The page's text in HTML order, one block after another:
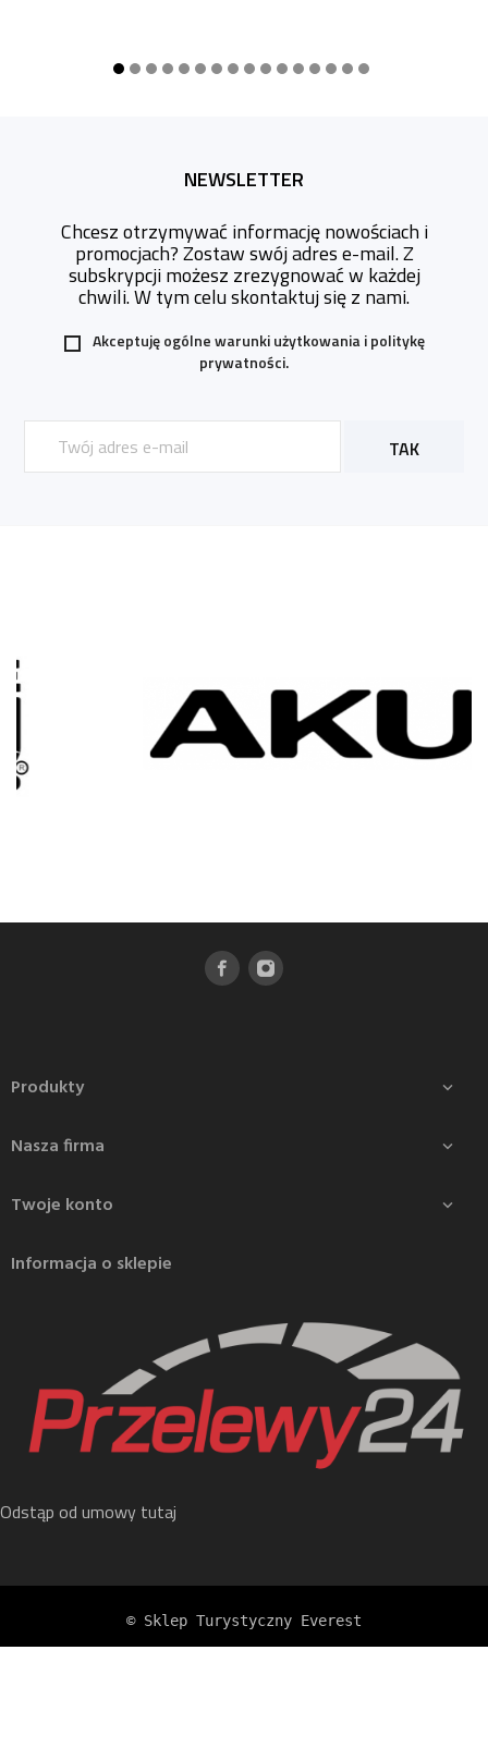
NEWSLETTER
Chcesz otrzymywać informację nowościach i
promocjach? Zostaw swój adres e-mail. Z
subskrypcji możesz zrezygnować w każdej
chwili. W tym celu skontaktuj się z nami.
Akceptuję ogólne warunki użytkowania ipolitykę
prywatności.
Produkty 
Nasza firma 
Twoje konto 
Informacja o sklepie
Odstąp od umowy tutaj
© Sklep Turystyczny Everest